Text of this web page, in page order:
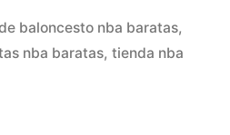
baloncesto nba baratas,
nba baratas, tienda nba